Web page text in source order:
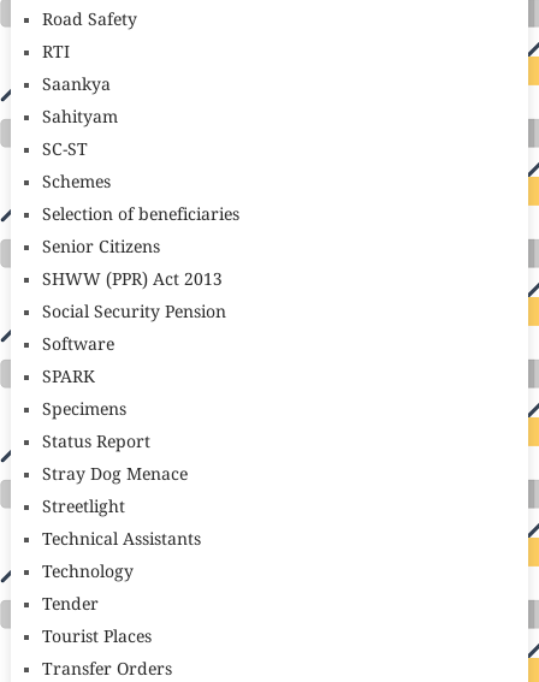
Road Safety
RTI
Saankya
Sahityam
SC-ST
Schemes
Selection of beneficiaries
Senior Citizens
SHWW (PPR) Act 2013
Social Security Pension
Software
SPARK
Specimens
Status Report
Stray Dog Menace
Streetlight
Technical Assistants
Technology
Tender
Tourist Places
Transfer Orders